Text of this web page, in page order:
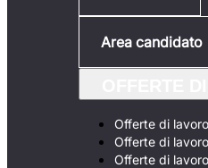
Area candidato
Offerte di
Offerte di
Offerte di